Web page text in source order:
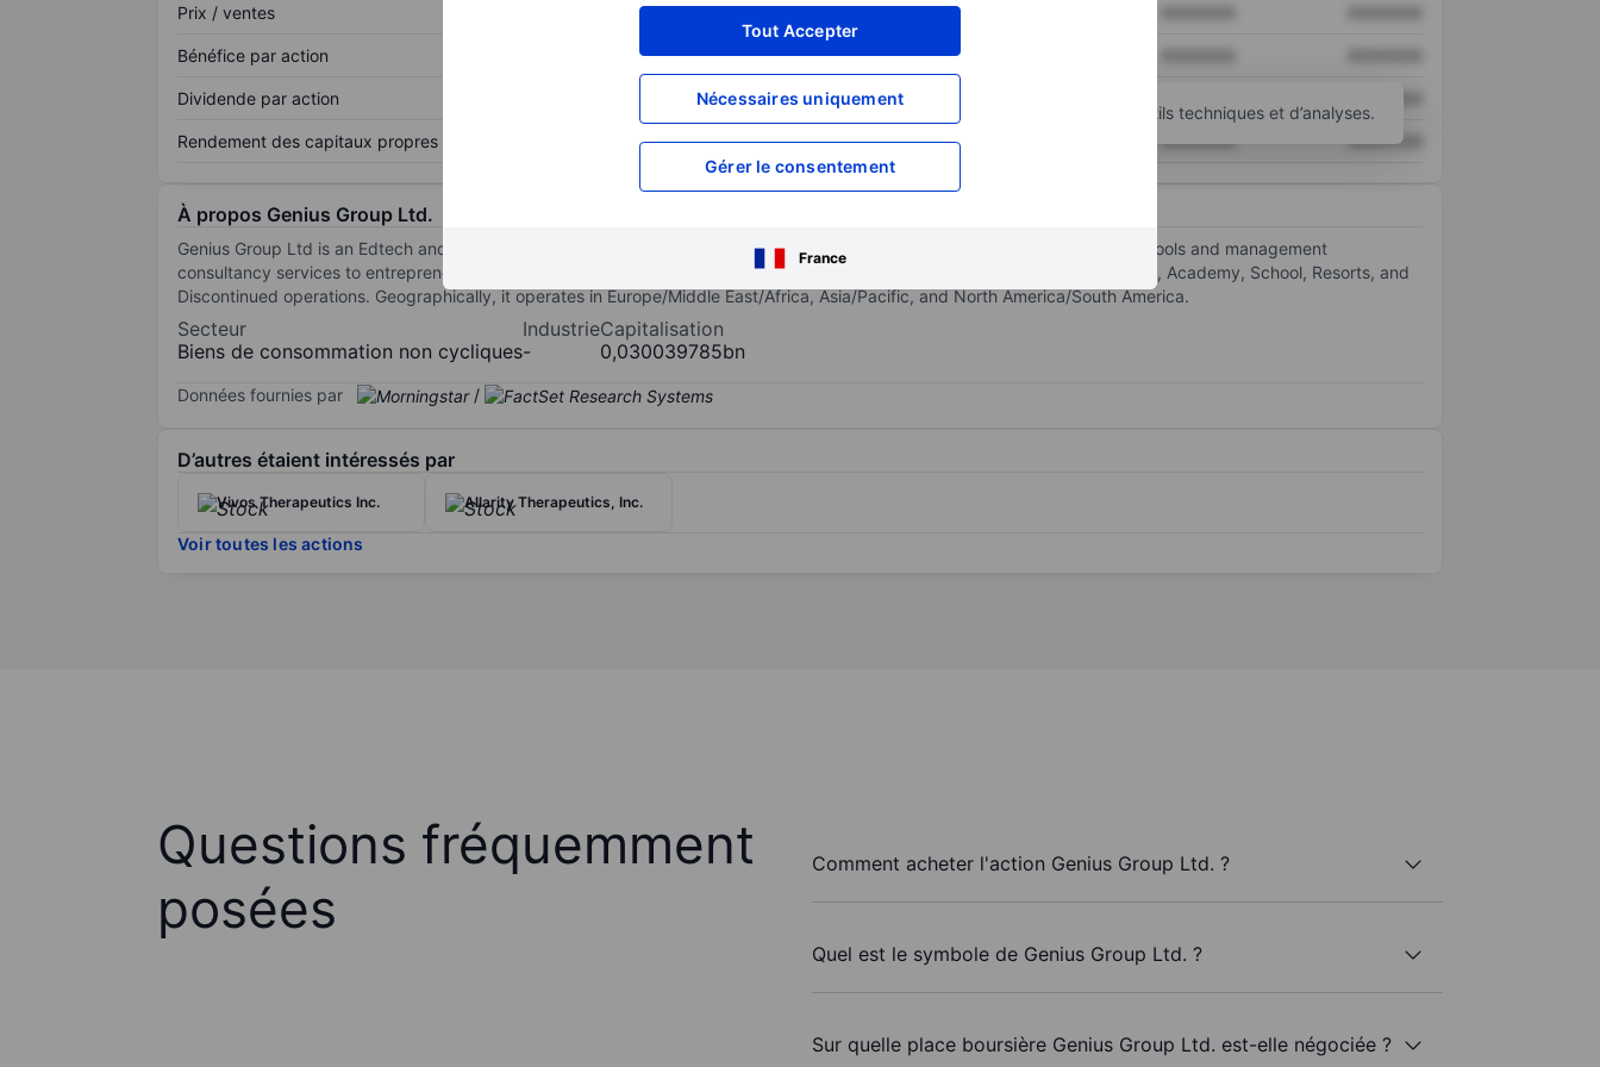
Tout Accepter
Nécessaires uniquement
Gérer le consentement
France
Prix / ventes XXXXXXX
Bénéfice par action XXXXXXX
Dividende par action XXXXXXX
Rendement des capitaux propres XXXXXXX XXXXXXX XXXXXXX
Ouvrir un compte pour accéder à d’autres outils techniques et d’analyses.
À propos Genius Group Ltd.
Genius Group Ltd is an Edtech and education company that provides entrepreneur education system business development tools and management
consultancy services to entrepreneurs and entrepreneur resorts. Its revenue is derived from five reportable segments: Central, Academy, School, Resorts, and
Discontinued operations. Geographically, it operates in Europe/Middle East/Africa, Asia/Pacific, and North America/South America.
Secteur
Biens de consommation non cycliques
Industrie
-
Capitalisation
0,030039785bn
Données fournies par /
D’autres étaient intéressés par
Vivos Therapeutics Inc. Allarity Therapeutics, Inc.
Voir toutes les actions
Questions fréquemment
posées
Comment acheter l'action Genius Group Ltd. ?
Quel est le symbole de Genius Group Ltd. ?
Sur quelle place boursière Genius Group Ltd. est-elle négociée ?